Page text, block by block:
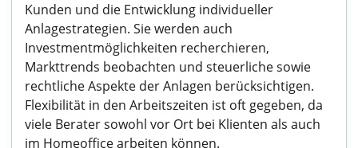
Kunden und die Entwicklung individueller
Anlagestrategien. Sie werden auch
Investmentmöglichkeiten recherchieren,
Markttrends beobachten und steuerliche sowie
rechtliche Aspekte der Anlagen berücksichtigen.
Flexibilität in den Arbeitszeiten ist oft gegeben, da
viele Berater sowohl vor Ort bei Klienten als auch
im Homeoffice arbeiten können.